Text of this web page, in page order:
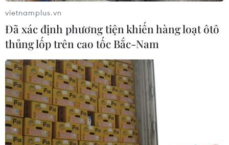
vietnamplus.vn
Đã xác định phương tiện khiến hàng loạt ôtô
thủng lốp trên cao tốc Bắc-Nam